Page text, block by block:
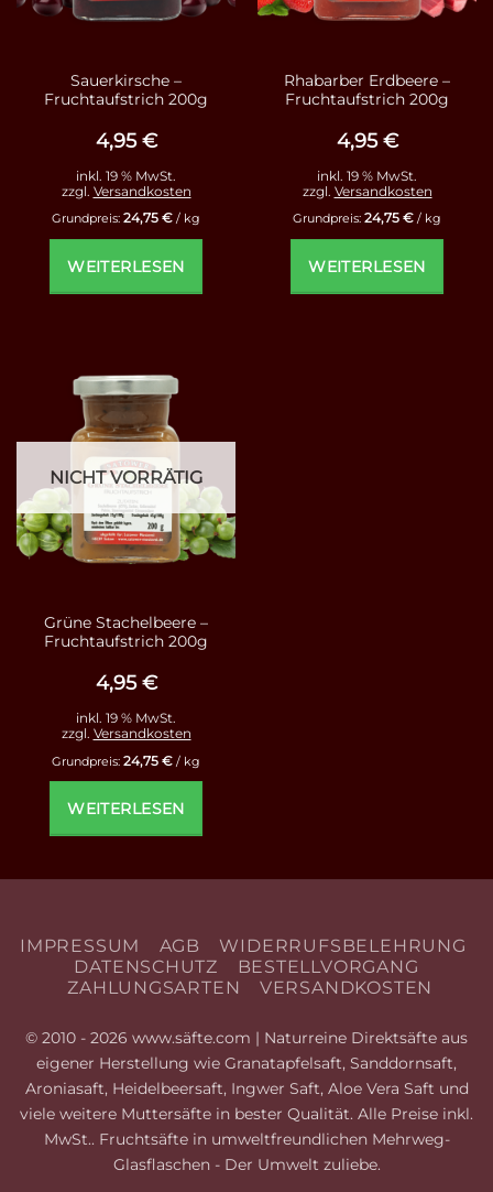
Sauerkirsche –
Fruchtaufstrich 200g
4,95€
inkl. 19 % MwSt.
zzgl. Versandkosten
Grundpreis: 24,75 € / kg
WEITERLESEN
Rhabarber Erdbeere –
Fruchtaufstrich 200g
4,95€
inkl. 19 % MwSt.
zzgl. Versandkosten
Grundpreis: 24,75 € / kg
WEITERLESEN
NICHT VORRÄTIG
Grüne Stachelbeere –
Fruchtaufstrich 200g
4,95€
inkl. 19 % MwSt.
zzgl. Versandkosten
Grundpreis: 24,75 € / kg
WEITERLESEN
IMPRESSUM AGB
WIDERRUFSBELEHRUNG
DATENSCHUTZ
BESTELLVORGANG
ZAHLUNGSARTEN
VERSANDKOSTEN
© 2010 - 2026 www.säfte.com | Naturreine Direktsäfte aus
eigener Herstellung wie Granatapfelsaft, Sanddornsaft,
Aroniasaft, Heidelbeersaft, Ingwer Saft, Aloe Vera Saft und
viele weitere Muttersäfte in bester Qualität. Alle Preise inkl.
MwSt.. Fruchtsäfte in umweltfreundlichen Mehrweg-
Glasflaschen - Der Umwelt zuliebe.